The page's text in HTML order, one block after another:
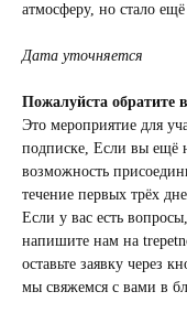
атмосферу, но стало
Дата уточняется
Пожалуйста обратите
Это мероприятие для
подписке, Если вы ещё
возможность
течение первых трёх
Если у вас есть
напишите нам на
оставьте заявку через
мы свяжемся с вами в